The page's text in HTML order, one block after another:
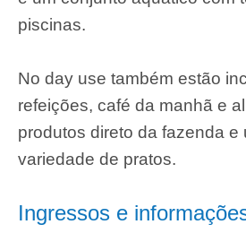
piscinas.
No day use também estão
refeições, café da manhã e
produtos direto da fazenda e
variedade de pratos.
Ingressos e